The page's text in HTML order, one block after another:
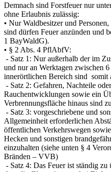
Demnach sind Forstfeuer nur
ohne Erlaubnis zulässig:
• Nur Waldbesitzer und
sind dürfen Feuer anzünden und
1 BayWaldG).
• § 2 Abs. 4 PflAbfV:
- Satz 1: Nur außerhalb der im
und nur an Werktagen zwischen
innerörtlichen Bereich sind somit
- Satz 2: Gefahren, Nachteile
Rauchentwicklungen sowie ein
Verbrennungsfläche hinaus sind
- Satz 3: vorgeschriebene und
Allgemeinheit erforderlichen
öffentlichen Verkehrswegen
Hecken und sonstigen
einzuhalten (siehe unten § 4
Bränden – VVB)
- Satz 4: Das Feuer ist ständig